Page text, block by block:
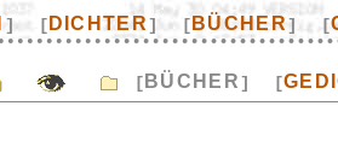
] [ DICHTER] [ BÜCHER] [
[ BÜCHER] [